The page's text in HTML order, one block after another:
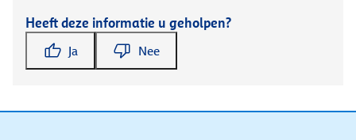
Heeft deze informatie u geholpen?
Ja Nee